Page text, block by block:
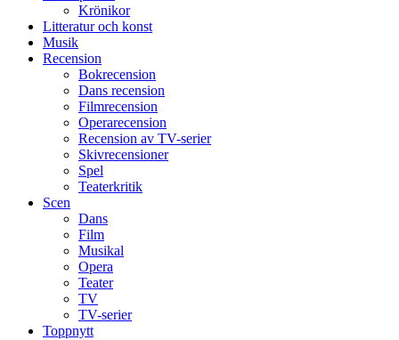
Krönikor
Litteratur och konst
Musik
Recension
Bokrecension
Dans recension
Filmrecension
Operarecension
Recension av TV-serier
Skivrecensioner
Spel
Teaterkritik
Scen
Dans
Film
Musikal
Opera
Teater
TV
TV-serier
Toppnytt